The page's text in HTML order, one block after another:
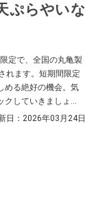
ぷらやいな
定で、全国の丸亀製
れます。短期間限定
める絶好の機会。気
クしていきましょ
日： 2026年03月24日